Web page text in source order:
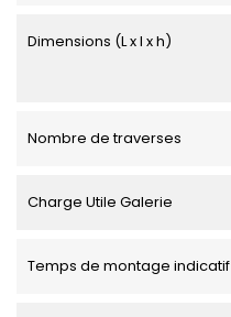
Dimensions (L x l x h)
Nombre de traverses
Charge Utile Galerie
Temps de montage indicatif